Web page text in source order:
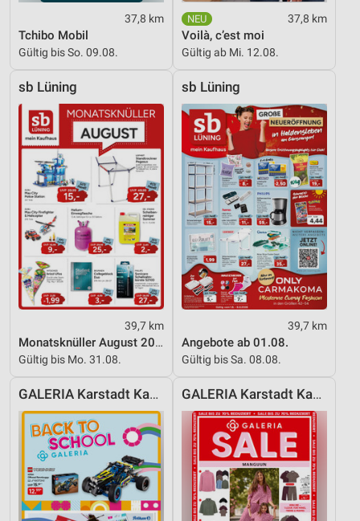
37,8 km
Tchibo Mobil
Gültig bis So. 09.08.
37,8 km
Voilà, c’est moi
Gültig ab Mi. 12.08.
sb Lüning
39,7 km
Monatsknüller August 2026
Gültig bis Mo. 31.08.
sb Lüning
39,7 km
Angebote ab 01.08.
Gültig bis Sa. 08.08.
GALERIA Karstadt Kaufhof GALERIA Karstadt Kaufhof